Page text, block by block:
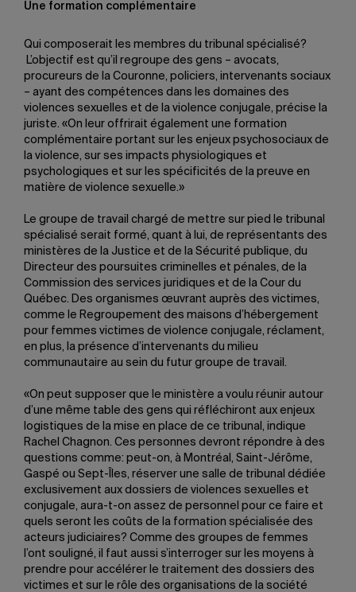
Une formation complémentaire
Qui composerait les membres du tribunal spécialisé?
L’objectif est qu’il regroupe des gens – avocats,
procureurs de la Couronne, policiers, intervenants sociaux
– ayant des compétences dans les domaines des
violences sexuelles et de la violence conjugale, précise la
juriste. «On leur offrirait également une formation
complémentaire portant sur les enjeux psychosociaux de
la violence, sur ses impacts physiologiques et
psychologiques et sur les spécificités de la preuve en
matière de violence sexuelle.»
Le groupe de travail chargé de mettre sur pied le tribunal
spécialisé serait formé, quant à lui, de représentants des
ministères de la Justice et de la Sécurité publique, du
Directeur des poursuites criminelles et pénales, de la
Commission des services juridiques et de la Cour du
Québec. Des organismes œuvrant auprès des victimes,
comme le Regroupement des maisons d’hébergement
pour femmes victimes de violence conjugale, réclament,
en plus, la présence d’intervenants du milieu
communautaire au sein du futur groupe de travail.
«On peut supposer que le ministère a voulu réunir autour
d’une même table des gens qui réfléchiront aux enjeux
logistiques de la mise en place de ce tribunal, indique
Rachel Chagnon. Ces personnes devront répondre à des
questions comme: peut-on, à Montréal, Saint-Jérôme,
Gaspé ou Sept-Îles, réserver une salle de tribunal dédiée
exclusivement aux dossiers de violences sexuelles et
conjugale, aura-t-on assez de personnel pour ce faire et
quels seront les coûts de la formation spécialisée des
acteurs judiciaires? Comme des groupes de femmes
l’ont souligné, il faut aussi s’interroger sur les moyens à
prendre pour accélérer le traitement des dossiers des
victimes et sur le rôle des organisations de la société